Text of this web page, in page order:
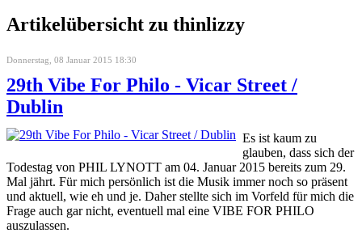
Artikelübersicht zu thinlizzy
Donnerstag, 08 Januar 2015 18:30
29th Vibe For Philo - Vicar Street /
Dublin
Es ist kaum zu
glauben, dass sich der
Todestag von PHIL LYNOTT am 04. Januar 2015 bereits zum 29.
Mal jährt. Für mich persönlich ist die Musik immer noch so präsent
und aktuell, wie eh und je. Daher stellte sich im Vorfeld für mich die
Frage auch gar nicht, eventuell mal eine VIBE FOR PHILO
auszulassen.